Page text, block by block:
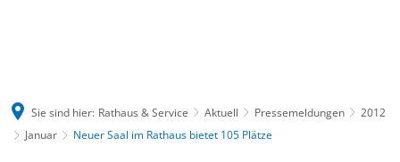
Sie sind hier: Rathaus & Service Aktuell Pressemeldungen
2012
Januar
Neuer Saal im Rathaus bietet 105 Plätze